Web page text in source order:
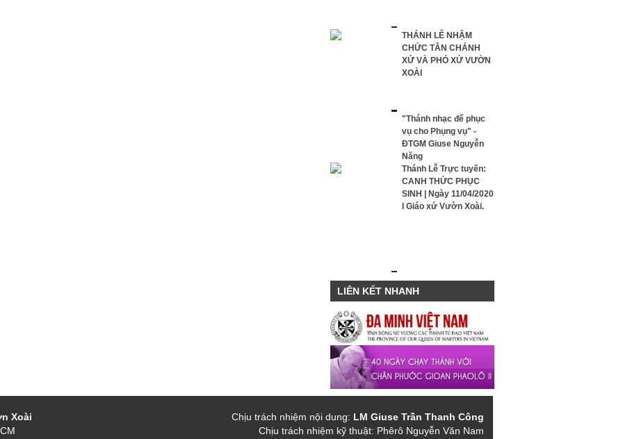
THÁNH LỄ NHẬM
CHỨC TÂN CHÁNH
XỨ VÀ PHÓ XỨ VƯỜN
XOÀI
"Thánh nhạc để phục
vụ cho Phụng vụ" -
ĐTGM Giuse Nguyễn
Năng
Thánh Lễ Trực tuyến:
CANH THỨC PHỤC
SINH | Ngày 11/04/2020
I Giáo xứ Vườn Xoài.
LIÊN KẾT NHANH
Xoài
Chịu trách nhiệm nội dung: LM Giuse Trần Thanh Công
Chịu trách nhiệm kỹ thuật: Phêrô Nguyễn Văn Nam